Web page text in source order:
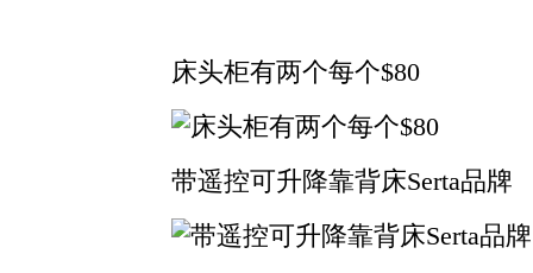
床头柜有两个每个$80
带遥控可升降靠背床Serta品牌